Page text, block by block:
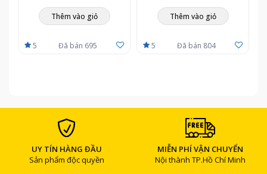
Thêm vào giỏ
5 Đã bán 695
Thêm vào giỏ
5 Đã bán 804
UY TÍN HÀNG ĐẦU
Sản phẩm độc quyền
MIỄN PHÍ VẬN CHUYỂN
Nội thành TP.Hồ Chí Minh